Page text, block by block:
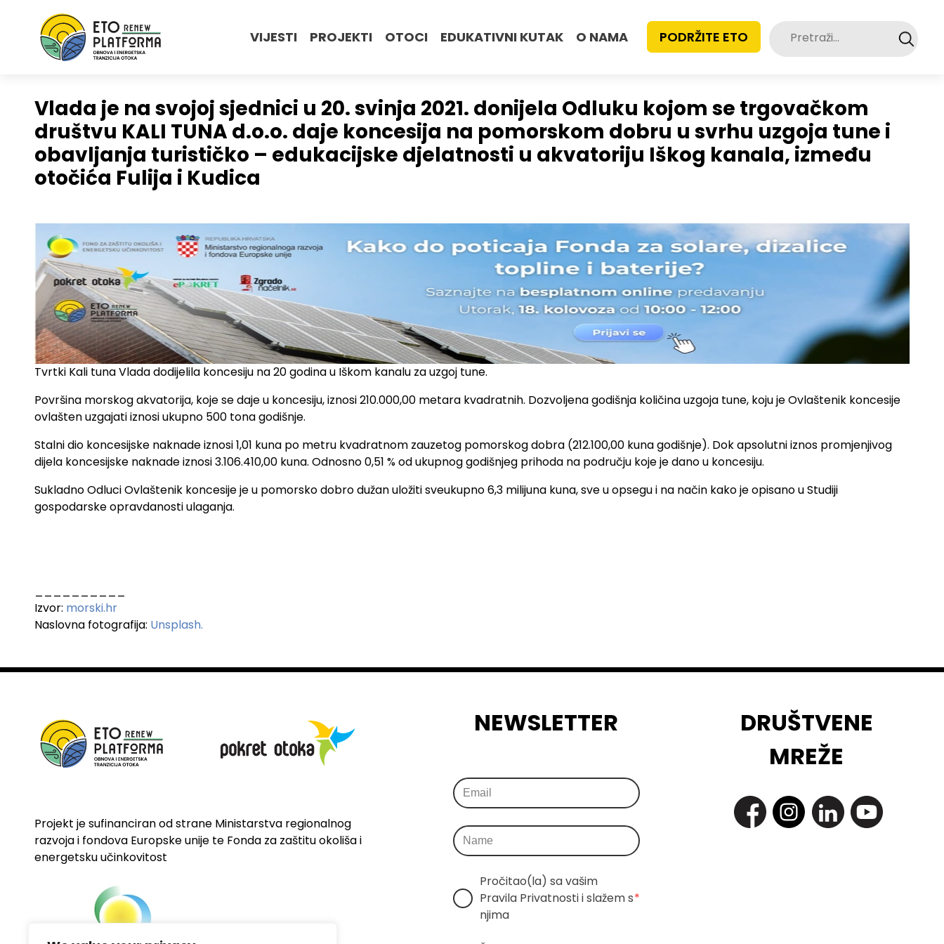
VIJESTI PROJEKTI OTOCI EDUKATIVNI KUTAK O NAMA PODRŽITE ETO Pretraži:
Vlada je na svojoj sjednici u 20. svinja 2021. donijela Odluku kojom se trgovačkom
društvu KALI TUNA d.o.o. daje koncesija na pomorskom dobru u svrhu uzgoja tune i
obavljanja turističko – edukacijske djelatnosti u akvatoriju Iškog kanala, između
otočića Fulija i Kudica
Tvrtki Kali tuna Vlada dodijelila koncesiju na 20 godina u Iškom kanalu za uzgoj tune.
Površina morskog akvatorija, koje se daje u koncesiju, iznosi 210.000,00 metara kvadratnih. Dozvoljena godišnja količina uzgoja tune, koju je Ovlaštenik koncesije
ovlašten uzgajati iznosi ukupno 500 tona godišnje.
Stalni dio koncesijske naknade iznosi 1,01 kuna po metru kvadratnom zauzetog pomorskog dobra (212.100,00 kuna godišnje). Dok apsolutni iznos promjenjivog
dijela koncesijske naknade iznosi 3.106.410,00 kuna. Odnosno 0,51 % od ukupnog godišnjeg prihoda na području koje je dano u koncesiju.
Sukladno Odluci Ovlaštenik koncesije je u pomorsko dobro dužan uložiti sveukupno 6,3 milijuna kuna, sve u opsegu i na način kako je opisano u Studiji
gospodarske opravdanosti ulaganja.
Izvor: morski.hr
Naslovna fotografija: Unsplash.
Projekt je sufinanciran od strane Ministarstva regionalnog
razvoja i fondova Europske unije te Fonda za zaštitu okoliša i
energetsku učinkovitost
NEWSLETTER
Pročitao(la) sa vašim
Pravila Privatnosti i slažem s
njima
*
DRUŠTVENE
MREŽE